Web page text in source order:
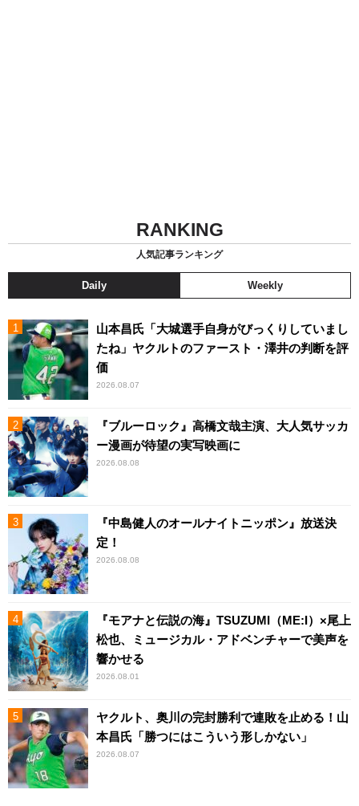
RANKING
人気記事ランキング
Daily Weekly
山本昌氏「大城選手自身がびっくりしていまし
たね」ヤクルトのファースト・澤井の判断を評
価
2026.08.07
『ブルーロック』高橋文哉主演、大人気サッカ
ー漫画が待望の実写映画に
2026.08.08
『中島健人のオールナイトニッポン』放送決
定！
2026.08.08
『モアナと伝説の海』TSUZUMI（ME:I）×尾上
松也、ミュージカル・アドベンチャーで美声を
響かせる
2026.08.01
ヤクルト、奥川の完封勝利で連敗を止める！山
本昌氏「勝つにはこういう形しかない」
2026.08.07